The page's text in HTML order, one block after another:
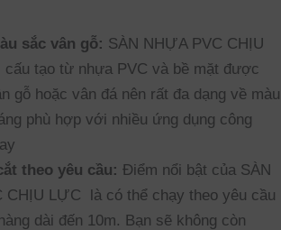
sắc vân gỗ: SÀN NHỰA PVC CHỊU
tạo từ nhựa PVC và bề mặt được
gỗ hoặc vân đá nên rất đa dạng về màu
phù hợp với nhiều ứng dụng công
theo yêu cầu: Điểm nổi bật của SÀN
CHỊU LỰC là có thể chạy theo yêu cầu
dài đến 10m. Bạn sẽ không còn